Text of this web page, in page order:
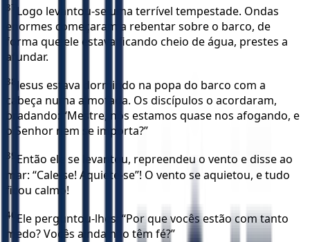
37 Logo levantou-se uma terrível tempestade. Ondas
enormes começaram a rebentar sobre o barco, de
forma que ele estava ficando cheio de água, prestes a
afundar.
38 Jesus estava dormindo na popa do barco com a
cabeça numa almofada. Os discípulos o acordaram,
bradando: “Mestre, nós estamos quase nos afogando, e
o Senhor nem se importa?”
39 Então ele se levantou, repreendeu o vento e disse ao
mar: “Cale-se! Aquiete-se”! O vento se aquietou, e tudo
ficou calmo!
40 Ele perguntou-lhes: “Por que vocês estão com tanto
medo? Vocês ainda não têm fé?”